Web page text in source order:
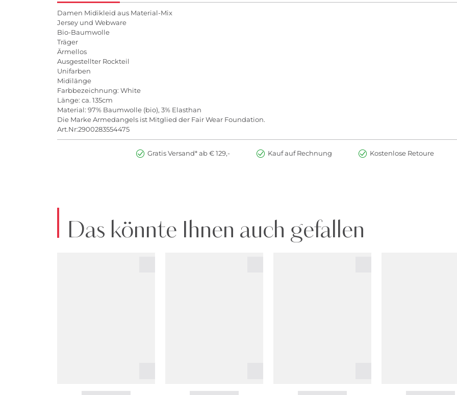
Damen Midikleid aus Material-Mix
Jersey und Webware
Bio-Baumwolle
Träger
Ärmellos
Ausgestellter Rockteil
Unifarben
Midilänge
Farbbezeichnung: White
Länge: ca. 135cm
Material: 97% Baumwolle (bio), 3% Elasthan
Die Marke Armedangels ist Mitglied der Fair Wear Foundation.
Art.Nr:2900283554475
Gratis Versand* ab € 129,- Kauf auf Rechnung Kostenlose Retoure
Das könnte Ihnen auch gefallen